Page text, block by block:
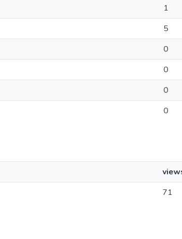
1
5
0
0
0
0
71